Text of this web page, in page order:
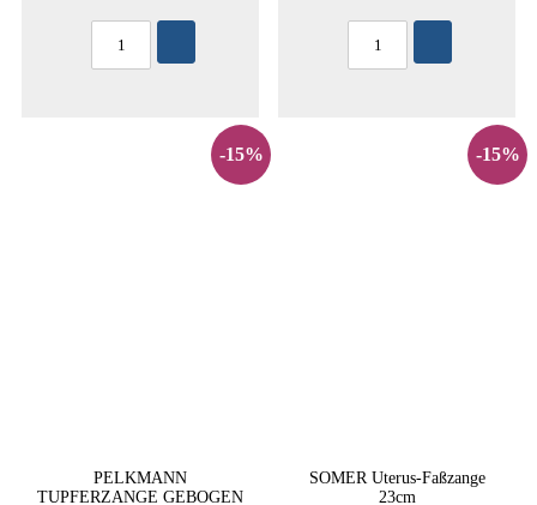
-15%
PELKMANN
TUPFERZANGE GEBOGEN
-15%
SOMER Uterus-Faßzange
23cm